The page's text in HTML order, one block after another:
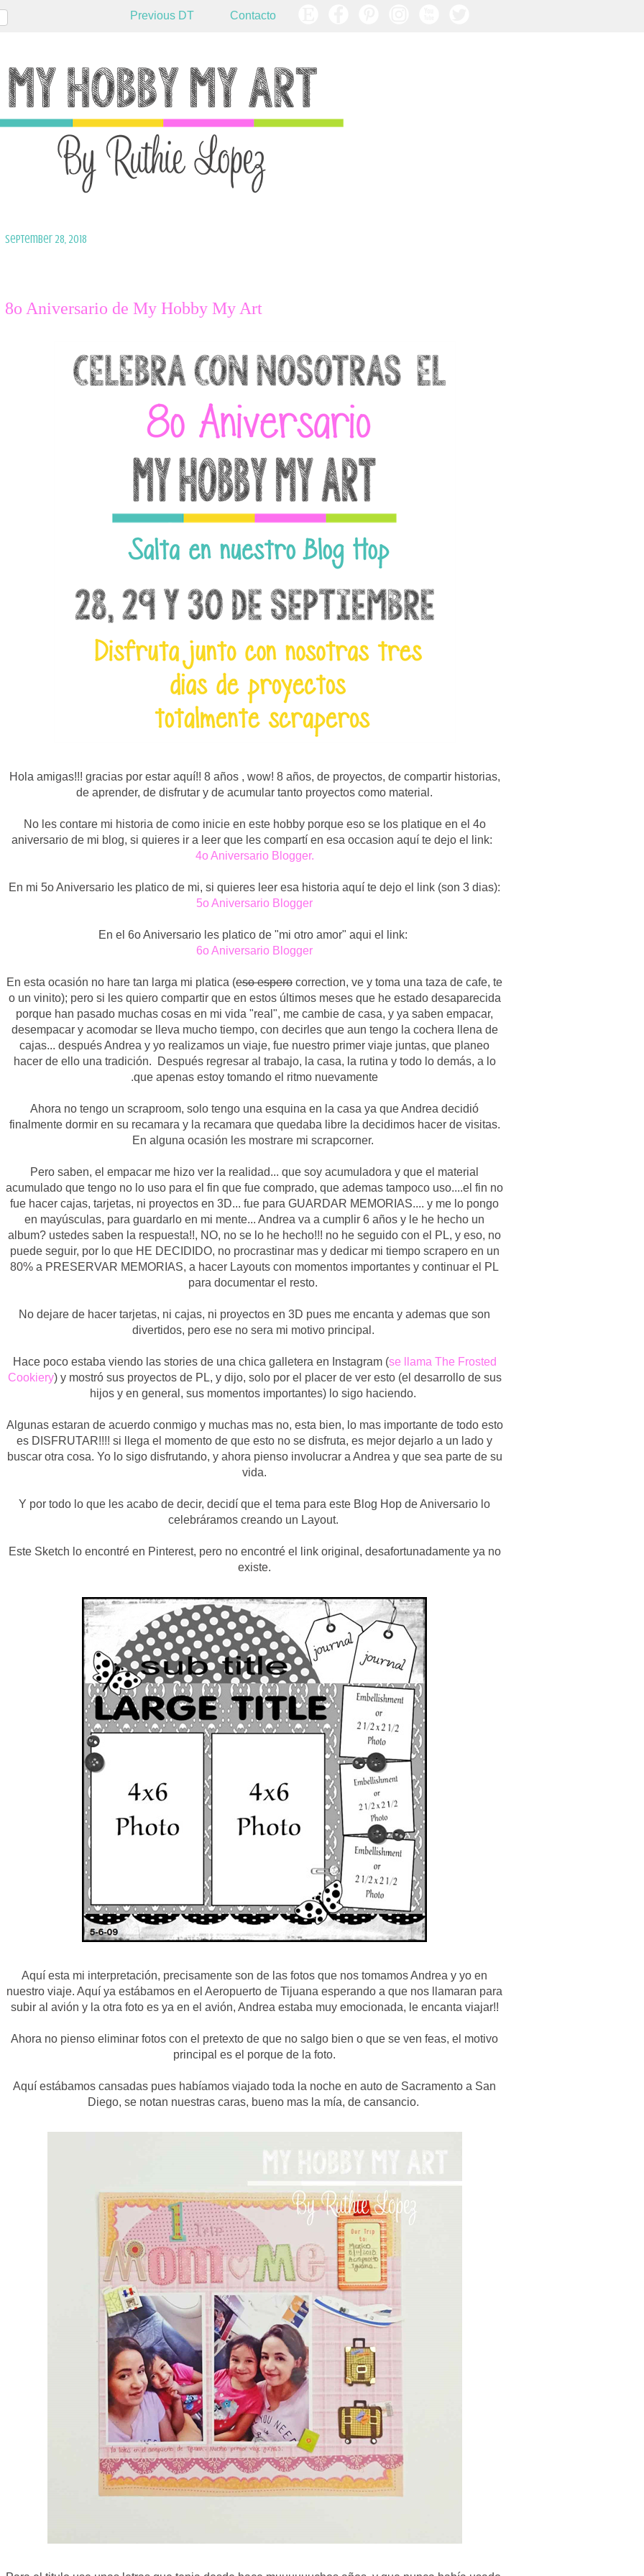
Previous DT Contacto
September 28, 2018
8o Aniversario de My Hobby My Art
Hola amigas!!! gracias por estar aquí!! 8 años , wow! 8 años, de proyectos, de compartir historias,
de aprender, de disfrutar y de acumular tanto proyectos como material.
No les contare mi historia de como inicie en este hobby porque eso se los platique en el 4o
aniversario de mi blog, si quieres ir a leer que les compartí en esa occasion aquí te dejo el link:
4o Aniversario Blogger.
En mi 5o Aniversario les platico de mi, si quieres leer esa historia aquí te dejo el link (son 3 dias):
5o Aniversario Blogger
En el 6o Aniversario les platico de "mi otro amor" aqui el link:
6o Aniversario Blogger
En esta ocasión no hare tan larga mi platica (eso espero correction, ve y toma una taza de cafe, te
o un vinito); pero si les quiero compartir que en estos últimos meses que he estado desaparecida
porque han pasado muchas cosas en mi vida "real", me cambie de casa, y ya saben empacar,
desempacar y acomodar se lleva mucho tiempo, con decirles que aun tengo la cochera llena de
cajas... después Andrea y yo realizamos un viaje, fue nuestro primer viaje juntas, que planeo
hacer de ello una tradición. Después regresar al trabajo, la casa, la rutina y todo lo demás, a lo
que apenas estoy tomando el ritmo nuevamente.
Ahora no tengo un scraproom, solo tengo una esquina en la casa ya que Andrea decidió
finalmente dormir en su recamara y la recamara que quedaba libre la decidimos hacer de visitas.
En alguna ocasión les mostrare mi scrapcorner.
Pero saben, el empacar me hizo ver la realidad... que soy acumuladora y que el material
acumulado que tengo no lo uso para el fin que fue comprado, que ademas tampoco uso....el fin no
fue hacer cajas, tarjetas, ni proyectos en 3D... fue para GUARDAR MEMORIAS.... y me lo pongo
en mayúsculas, para guardarlo en mi mente... Andrea va a cumplir 6 años y le he hecho un
album? ustedes saben la respuesta!!, NO, no se lo he hecho!!! no he seguido con el PL, y eso, no
puede seguir, por lo que HE DECIDIDO, no procrastinar mas y dedicar mi tiempo scrapero en un
80% a PRESERVAR MEMORIAS, a hacer Layouts con momentos importantes y continuar el PL
para documentar el resto.
No dejare de hacer tarjetas, ni cajas, ni proyectos en 3D pues me encanta y ademas que son
divertidos, pero ese no sera mi motivo principal.
Hace poco estaba viendo las stories de una chica galletera en Instagram (se llama The Frosted
Cookiery) y mostró sus proyectos de PL, y dijo, solo por el placer de ver esto (el desarrollo de sus
hijos y en general, sus momentos importantes) lo sigo haciendo.
Algunas estaran de acuerdo conmigo y muchas mas no, esta bien, lo mas importante de todo esto
es DISFRUTAR!!!! si llega el momento de que esto no se disfruta, es mejor dejarlo a un lado y
buscar otra cosa. Yo lo sigo disfrutando, y ahora pienso involucrar a Andrea y que sea parte de su
vida.
Y por todo lo que les acabo de decir, decidí que el tema para este Blog Hop de Aniversario lo
celebráramos creando un Layout.
Este Sketch lo encontré en Pinterest, pero no encontré el link original, desafortunadamente ya no
existe.
Aquí esta mi interpretación, precisamente son de las fotos que nos tomamos Andrea y yo en
nuestro viaje. Aquí ya estábamos en el Aeropuerto de Tijuana esperando a que nos llamaran para
subir al avión y la otra foto es ya en el avión, Andrea estaba muy emocionada, le encanta viajar!!
Ahora no pienso eliminar fotos con el pretexto de que no salgo bien o que se ven feas, el motivo
principal es el porque de la foto.
Aquí estábamos cansadas pues habíamos viajado toda la noche en auto de Sacramento a San
Diego, se notan nuestras caras, bueno mas la mía, de cansancio.